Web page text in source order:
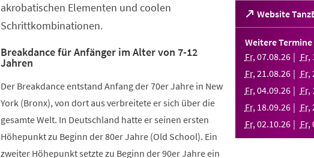
Website
(Öffnet
in
einem
Tab)
Weitere Termine
Fr,07.08.26 Fr,
Fr,21.08.26 Fr,
Fr,04.09.26 Fr,
Fr, 18.09.26 Fr,
Fr,02.10.26 Fr,
akrobatischen Elementen und coolen
Schrittkombinationen.
Breakdance für Anfänger im Alter von 7-12
Jahren
Der Breakdance entstand Anfang der 70er Jahre in New
York (Bronx), von dort aus verbreitete er sich über die
gesamte Welt. In Deutschland hatte er seinen ersten
Höhepunkt zu Beginn der 80er Jahre (Old School). Ein
zweiter Höhepunkt setzte zu Beginn der 90er Jahre ein